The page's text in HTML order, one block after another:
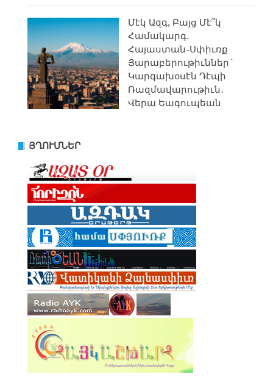
Մէկ Ազգ, Բայց Մէ՞կ
Համակարգ.
Հայաստան-Սփիւռք
Յարաբերութիւններ`
Կարգախօսէն Դէպի
Ռազմավարութիւն․
Վերա Եագուպեան
ՅՂՈՒՄՆԵՐ